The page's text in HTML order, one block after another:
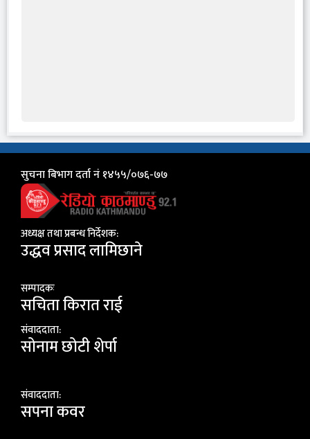
सुचना बिभाग दर्ता नं १४५५/०७६-७७
अध्यक्ष तथा प्रबन्ध निर्देशक:
उद्धव प्रसाद लामिछाने
सम्पादकः
सचिता किरात राई
संवाददाता:
सोनाम छोटी शेर्पा
संवाददाता:
सपना कवर